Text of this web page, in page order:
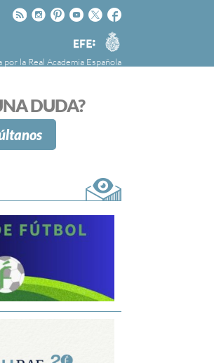
Facebook
Twitter
Youtube
Pinteres
Instagram
Rss
Agencia
EFE
por la Real Academia Española
patrocinada por
Academia Española,
con el buen uso del
DUDA?